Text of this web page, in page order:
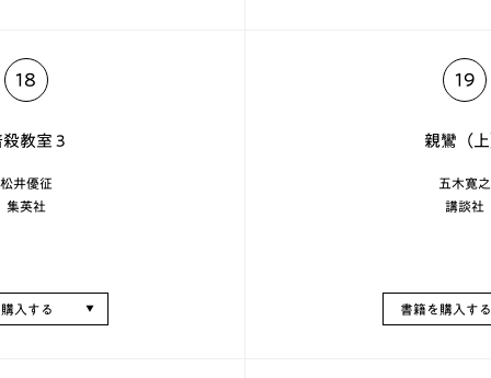
18
殺教室 3
松井優征
集英社
入する
19
親鸞（上
五木寛之
講談社
書籍を購入する